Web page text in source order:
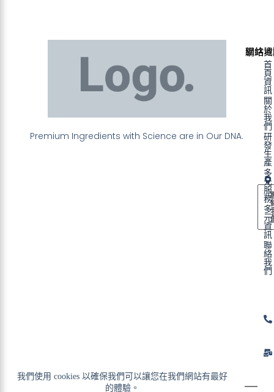
我們使用 cookies 以確保我們可以讓您在我們網站有最好
的體驗。
Premium Ingredients with Science are in Our DNA.
聯絡
網站
首
頁
資
訊
關
於
我
們
研
發
生
產
多
元
服
務
多
元
資
訊
聯
絡
我
們